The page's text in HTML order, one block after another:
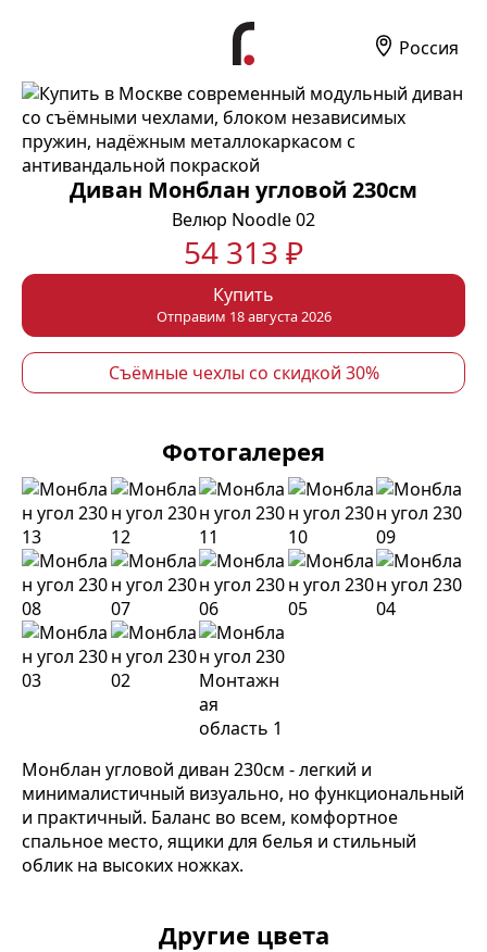
Россия
Диван Монблан угловой 230см
Велюр Noodle 02
54 313 ₽
Купить
Отправим 18 августа 2026
Съёмные чехлы со скидкой 30%
Фотогалерея
Монблан угловой диван 230см - легкий и
минималистичный визуально, но функциональный
и практичный. Баланс во всем, комфортное
спальное место, ящики для белья и стильный
облик на высоких ножках.
Другие цвета